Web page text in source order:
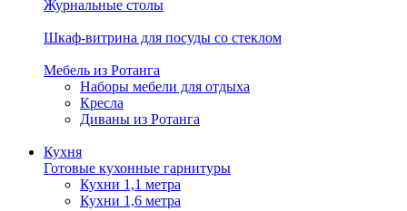
Журнальные столы
Шкаф-витрина для посуды со стеклом
Мебель из Ротанга
Наборы мебели для отдыха
Кресла
Диваны из Ротанга
Кухня
Готовые кухонные гарнитуры
Кухни 1,1 метра
Кухни 1,6 метра